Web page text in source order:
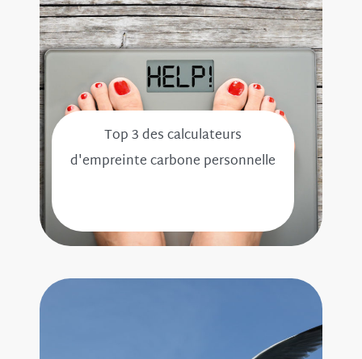
Top 3 des calculateurs
d'empreinte carbone personnelle